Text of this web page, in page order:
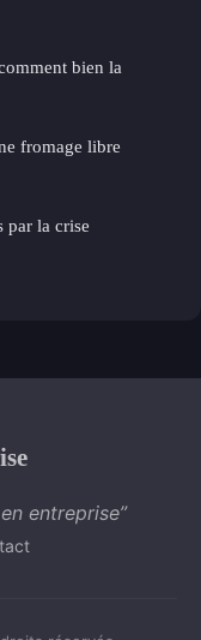
bien la
fromage libre
par la crise
entreprise”